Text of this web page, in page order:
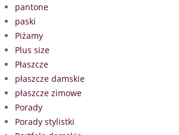
pantone
paski
Piżamy
Plus size
Płaszcze
płaszcze damskie
płaszcze zimowe
Porady
Porady stylistki